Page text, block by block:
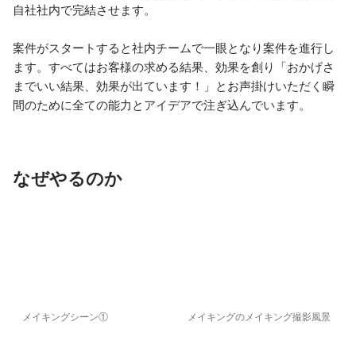
自社社内で完結させます。
案件がスタートすると社内チームで一眼となり案件を進行し
ます。すべてはお客様の求める結果、効果を創り「おかげさ
までいい結果、効果が出ています！」とお声掛けいただく瞬
間のために全ての能力とアイデアで注ぎ込んでいます。
なぜやるのか
メイキングシーン① メイキングのメイキング撮影風景